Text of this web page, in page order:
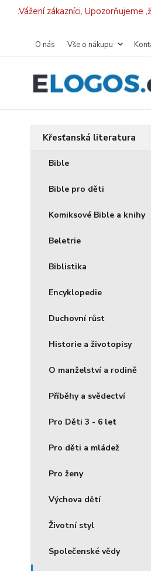
.Vážení zákazníci,
O nás Vše o nákupu
Křesťanská literatura
Bible
Bible pro děti
Komiksové Bible a knihy
Beletrie
Biblistika
Encyklopedie
Duchovní růst
Historie a životopisy
O manželství a rodině
Příběhy a svědectví
Pro Děti 3 - 6 let
Pro děti a mládež
Pro ženy
Výchova dětí
Životní styl
Společenské vědy